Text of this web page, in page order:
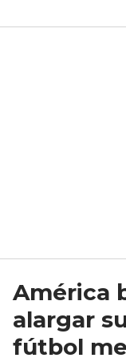
América
alargar
fútbol